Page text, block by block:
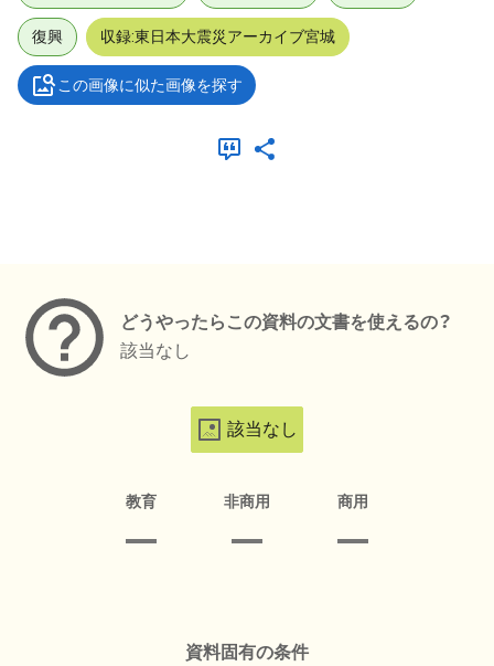
復興 収録:東日本大震災アーカイブ宮城
この画像に似た画像を探す
どうやったらこの資料の文書を使えるの？
該当なし
該当なし
教育 非商用 商用
資料固有の条件